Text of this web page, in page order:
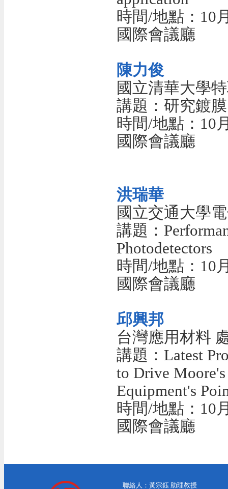
時間/地點：10
國際會議廳
陳力俊
國立清華大學
講題：研究鍍膜
時間/地點：10
國際會議廳
洪瑞華
國立交通大學
講題：
Photodetectors
時間/地點：10
國際會議廳
邱興邦
台灣應用材料
講題：Latest
to Drive
Equipment's
時間/地點：10
國際會議廳
聯絡人：黃宗鈺 助理教授